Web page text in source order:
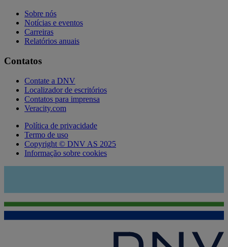
Sobre nós
Notícias e eventos
Carreiras
Relatórios anuais
Contatos
Contate a DNV
Localizador de escritórios
Contatos para imprensa
Veracity.com
Política de privacidade
Termo de uso
Copyright © DNV AS 2025
Informação sobre cookies